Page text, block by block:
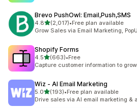
Brevo PushOwl: Email,Push,SMS
4.8เต็ม 5 ดาว
(2,017)
ทั้งหมด 2017 รีวิว
•Free plan available
Grow Sales via Email Marketing,
Shopify Forms
4.5เต็ม 5 ดาว
(663)
ทั้งหมด 663 รีวิว
•Free
Capture customer information to
Wiz ‑ AI Email Marketing
5.0เต็ม 5 ดาว
(193)
ทั้งหมด 193 รีวิว
•Free plan available
Drive sales via AI email marketing &